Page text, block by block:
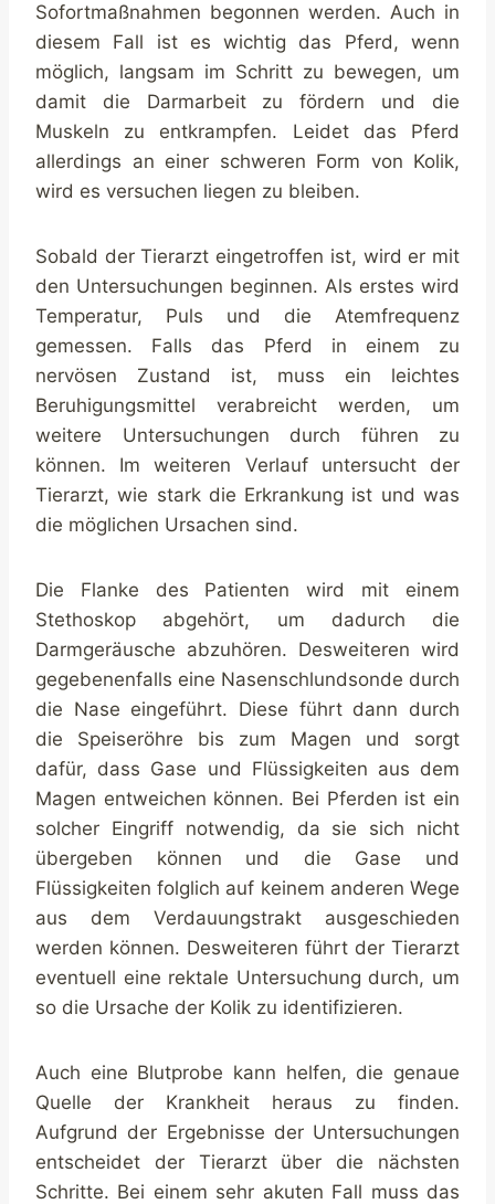
Sofortmaßnahmen begonnen werden. Auch in
diesem Fall ist es wichtig das Pferd, wenn
möglich, langsam im Schritt zu bewegen, um
damit die Darmarbeit zu fördern und die
Muskeln zu entkrampfen. Leidet das Pferd
allerdings an einer schweren Form von Kolik,
wird es versuchen liegen zu bleiben.
Sobald der Tierarzt eingetroffen ist, wird er mit
den Untersuchungen beginnen. Als erstes wird
Temperatur, Puls und die Atemfrequenz
gemessen. Falls das Pferd in einem zu
nervösen Zustand ist, muss ein leichtes
Beruhigungsmittel verabreicht werden, um
weitere Untersuchungen durch führen zu
können. Im weiteren Verlauf untersucht der
Tierarzt, wie stark die Erkrankung ist und was
die möglichen Ursachen sind.
Die Flanke des Patienten wird mit einem
Stethoskop abgehört, um dadurch die
Darmgeräusche abzuhören. Desweiteren wird
gegebenenfalls eine Nasenschlundsonde durch
die Nase eingeführt. Diese führt dann durch
die Speiseröhre bis zum Magen und sorgt
dafür, dass Gase und Flüssigkeiten aus dem
Magen entweichen können. Bei Pferden ist ein
solcher Eingriff notwendig, da sie sich nicht
übergeben können und die Gase und
Flüssigkeiten folglich auf keinem anderen Wege
aus dem Verdauungstrakt ausgeschieden
werden können. Desweiteren führt der Tierarzt
eventuell eine rektale Untersuchung durch, um
so die Ursache der Kolik zu identifizieren.
Auch eine Blutprobe kann helfen, die genaue
Quelle der Krankheit heraus zu finden.
Aufgrund der Ergebnisse der Untersuchungen
entscheidet der Tierarzt über die nächsten
Schritte. Bei einem sehr akuten Fall muss das